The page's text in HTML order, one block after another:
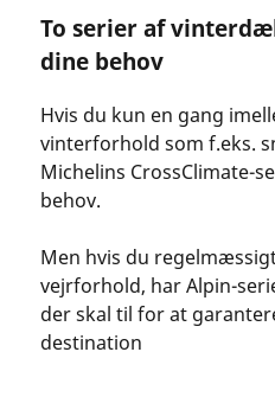
To serier af
dine behov
Hvis du kun en gang
vinterforhold som f.eks.
Michelins CrossClimate-
behov.
Men hvis du
vejrforhold, har Alpin-
der skal til for at
destination